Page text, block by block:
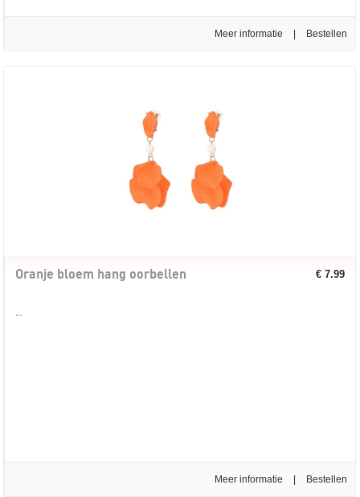
Meer informatie |
Oranje bloem hang oorbellen € 7.99
Meer informatie |